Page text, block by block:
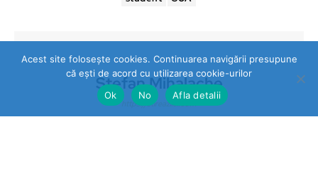
Stefan Mihalache
https://stireazilei.com
Acest site folosește cookies. Continuarea navigării presupune
că ești de acord cu utilizarea cookie-urilor
Ok
No Afla detalii